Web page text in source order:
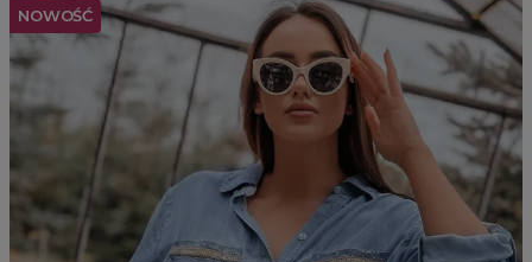
NOWOŚĆ